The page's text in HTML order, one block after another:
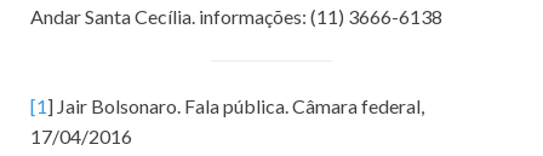
Andar Santa Cecília. informações: (11) 3666-6138
[1] Jair Bolsonaro. Fala pública. Câmara federal,
17/04/2016